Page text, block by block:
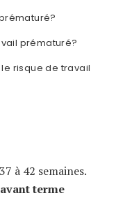
prématuré?
risque de travail
à 42 semaines.
terme